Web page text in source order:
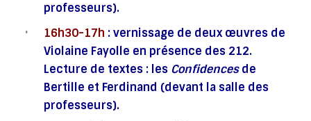
professeurs).
16h30-17h : vernissage de deux œuvres de
Violaine Fayolle en présence des 212.
Lecture de textes : les Confidencesde
Bertille et Ferdinand (devant la salle des
professeurs).